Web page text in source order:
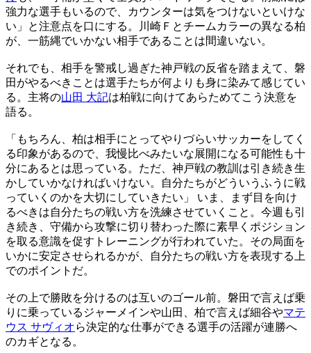
強力な選手もいるので、カウンターは気をつけないといけな
い」と注意点を口にする。川崎Ｆとチームカラーの異なる柏
が、一筋縄でいかない相手であることは間違いない。
それでも、相手を警戒し過ぎた神戸戦の反省を踏まえて、磐
田がやるべきことは選手たちが何よりも身に染みて感じてい
る。主将の山田 大記は柏戦に向けてあらためてこう決意を
語る。
「もちろん、柏は相手にとってやりづらいサッカーをしてく
る印象があるので、我慢比べみたいな展開になる可能性も十
分にあるとは思っている。ただ、神戸戦の教訓は引き続き生
かしていかなければいけない。自分たちがどういうふうに戦
っていくのかを大切にしていきたい」 いま、まず目を向け
るべきは自分たちの戦い方を洗練させていくこと。今週も引
き続き、守備から攻撃に切り替わった際に素早くポジション
を取る意識を促すトレーニングが行われていた。その局面を
いかに安定させられるかが、自分たちの戦い方を表現する上
でのポイントだ。
その上で勝敗を分けるのは互いのゴール前。磐田で言えば乗
りに乗っているジャーメインや山田、柏で言えば細谷やマテ
ウス サヴィオら決定的な仕事ができる選手の活躍が連勝へ
のカギとなる。